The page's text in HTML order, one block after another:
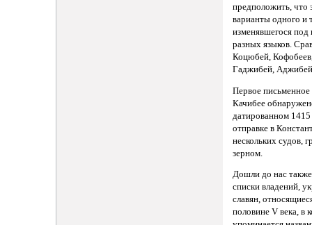
предположить, что
варианты одного и
изменявшегося под
разных языков.
Коцюбей,
Гаджибей,
Первое
Качибее
датированном
отправке в
нескольких судов,
зерном.
Дошли до нас
списки владений,
славян,
половине V века, в